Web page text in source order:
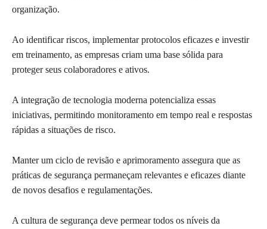
organização.
Ao identificar riscos, implementar protocolos eficazes e investir
em treinamento, as empresas criam uma base sólida para
proteger seus colaboradores e ativos.
A integração de tecnologia moderna potencializa essas
iniciativas, permitindo monitoramento em tempo real e respostas
rápidas a situações de risco.
Manter um ciclo de revisão e aprimoramento assegura que as
práticas de segurança permaneçam relevantes e eficazes diante
de novos desafios e regulamentações.
A cultura de segurança deve permear todos os níveis da